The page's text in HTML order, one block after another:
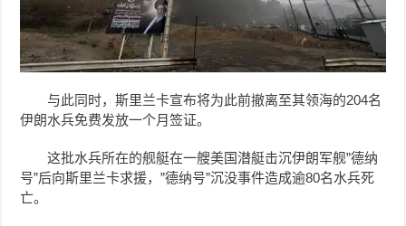
与此同时，斯里兰卡宣布将为此前撤离至其领海的204名
伊朗水兵免费发放一个月签证。
这批水兵所在的舰艇在一艘美国潜艇击沉伊朗军舰”德纳
号”后向斯里兰卡求援，”德纳号”沉没事件造成逾80名水兵死
亡。